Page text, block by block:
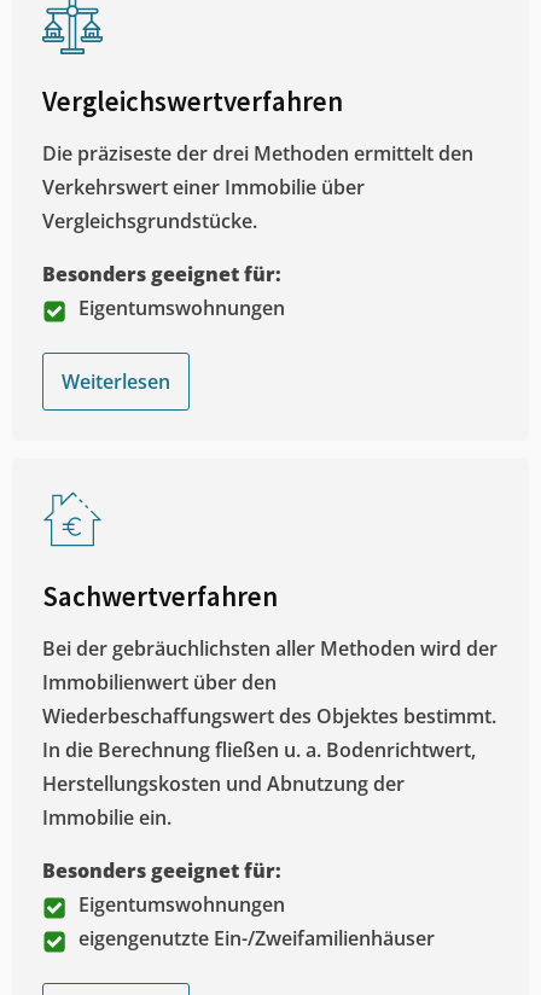
Vergleichswertverfahren
Die präziseste der drei Methoden ermittelt den
Verkehrswert einer Immobilie über
Vergleichsgrundstücke.
Besonders geeignet für:
Eigentumswohnungen
Weiterlesen
Sachwertverfahren
Bei der gebräuchlichsten aller Methoden wird der
Immobilienwert über den
Wiederbeschaffungswert des Objektes bestimmt.
In die Berechnung fließen u. a. Bodenrichtwert,
Herstellungskosten und Abnutzung der
Immobilie ein.
Besonders geeignet für:
Eigentumswohnungen
eigengenutzte Ein-/Zweifamilienhäuser